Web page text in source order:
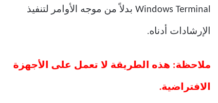
Windows Terminal بدلاً من موجه الأوامر لتنفيذ
الإرشادات أدناه.
ملاحظة: هذه الطريقة لا تعمل على الأجهزة
الافتراضية.